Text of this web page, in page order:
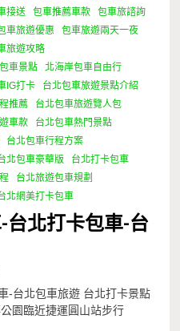
接送 包車推薦車款
包車旅諮詢
車旅遊優惠
包車旅遊兩天一夜
旅遊攻略
車景點
北海岸包車自由行
IG打卡
台北包車旅遊景點介紹
推薦
台北包車旅遊覽人包
車款
台北包車熱門景點
台北包車行程方案
北包車豪華版
台北打卡包車
台北旅遊包車規劃
北網美打卡包車
台北打卡包車-台
-台北包車旅遊 台北打卡景點
園臨近捷運圓山站步行